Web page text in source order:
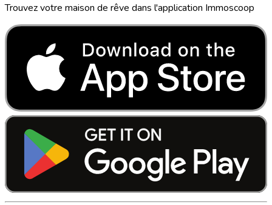
Trouvez votre maison de rêve dans l'application Immoscoop